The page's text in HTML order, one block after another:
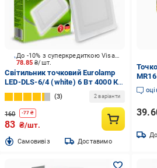
78.85₴/шт.
До -10% з суперкредиткою Visa Вигода
Світильник точковий Eurolamp
LED-DLS-6/4 (white) 6 Вт 4000 К
білий
3 2 варіанти
160 -77 ₴
83 ₴/шт.
Cамовивіз Доставимо
МR16